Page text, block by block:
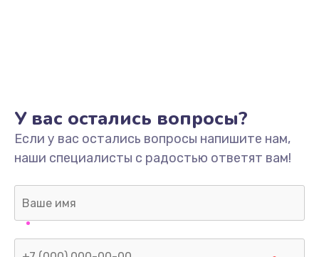
У вас остались вопросы?
Если у вас остались вопросы напишите нам,
наши специалисты с радостью ответят вам!